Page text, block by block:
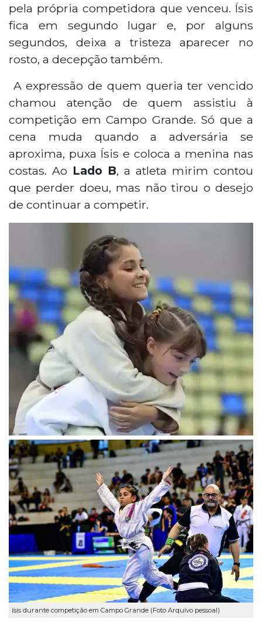
pela própria competidora que venceu. Ísis
fica em segundo lugar e, por alguns
segundos, deixa a tristeza aparecer no
rosto, a decepção também.
A expressão de quem queria ter vencido
chamou atenção de quem assistiu à
competição em Campo Grande. Só que a
cena muda quando a adversária se
aproxima, puxa Ísis e coloca a menina nas
costas. Ao Lado B, a atleta mirim contou
que perder doeu, mas não tirou o desejo
de continuar a competir.
ísis durante competição em Campo Grande (Foto Arquivo pessoal)